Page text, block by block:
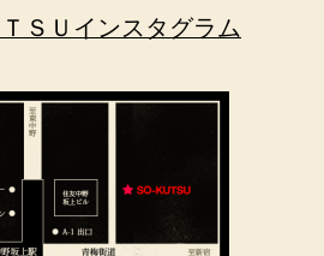
ＳＵインスタグラム